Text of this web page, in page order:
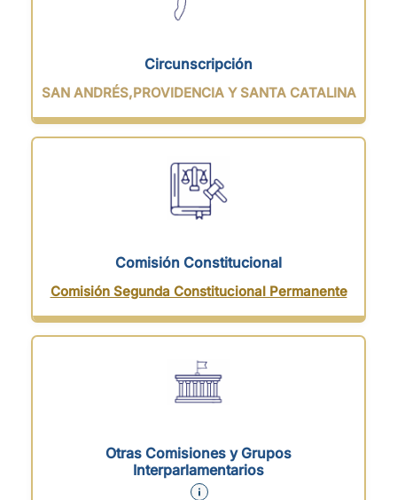
Circunscripción
SAN ANDRÉS,PROVIDENCIA Y SANTA CATALINA
Comisión Constitucional
Comisión Segunda Constitucional Permanente
Otras Comisiones y Grupos
Interparlamentarios